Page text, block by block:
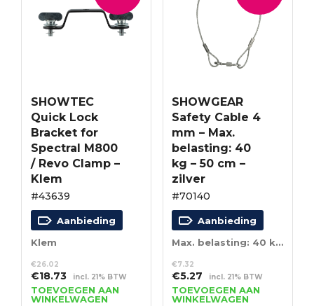
SHOWTEC
Quick Lock
Bracket for
Spectral M800
/ Revo Clamp –
Klem
#43639
Aanbieding
Klem
€26.02
Oorspronkelijke
prijs
was:
€18.73Huidige
prijs
is:
incl. 21% BTW
TOEVOEGEN AAN
WINKELWAGEN
SHOWGEAR
Safety Cable 4
mm – Max.
belasting: 40
kg – 50 cm –
zilver
#70140
Aanbieding
Max. belasting: 40 kg – 50 cm – zilver
€7.32
Oorspronkelijke
prijs
was:
€5.27 Huidige
prijs
is:
incl. 21% BTW
TOEVOEGEN AAN
WINKELWAGEN